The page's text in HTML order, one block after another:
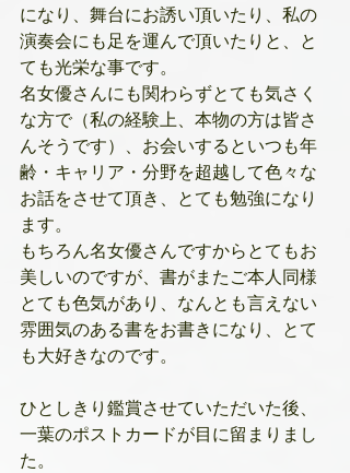
になり、舞台にお誘い頂いたり、私の
演奏会にも足を運んで頂いたりと、と
ても光栄な事です。
名女優さんにも関わらずとても気さく
な方で（私の経験上、本物の方は皆さ
んそうです）、お会いするといつも年
齢・キャリア・分野を超越して色々な
お話をさせて頂き、とても勉強になり
ます。
もちろん名女優さんですからとてもお
美しいのですが、書がまたご本人同様
とても色気があり、なんとも言えない
雰囲気のある書をお書きになり、とて
も大好きなのです。
ひとしきり鑑賞させていただいた後、
一葉のポストカードが目に留まりまし
た。